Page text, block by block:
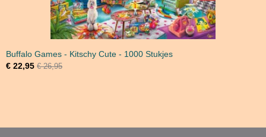
Buffalo Games - Kitschy Cute - 1000 Stukjes
€ 22,95 € 26,95